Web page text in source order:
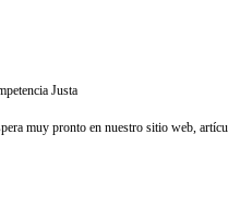
Justa
muy pronto en nuestro sitio web,